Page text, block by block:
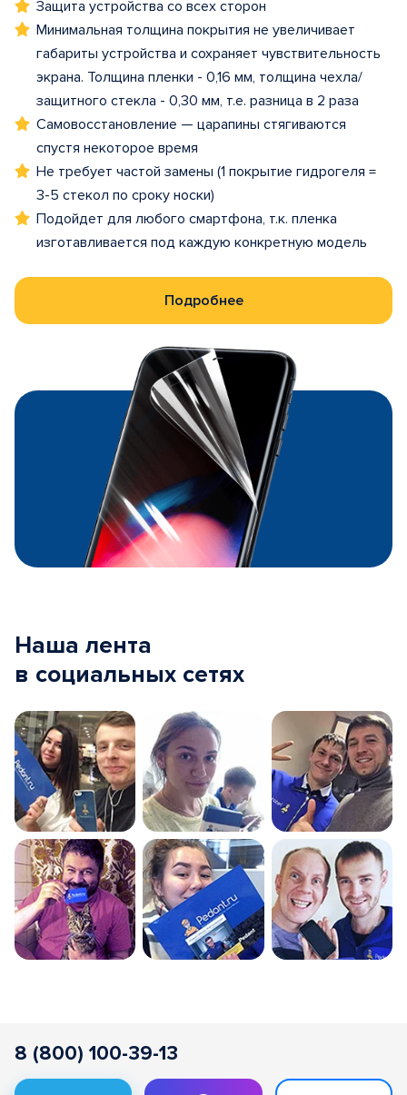
Защита устройства со всех сторон
Минимальная толщина покрытия не увеличивает
габариты устройства и сохраняет чувствительность
экрана. Толщина пленки - 0,16 мм, толщина чехла/
защитного стекла - 0,30 мм, т.е. разница в 2 раза
Самовосстановление — царапины стягиваются
спустя некоторое время
Не требует частой замены (1 покрытие гидрогеля =
3-5 стекол по сроку носки)
Подойдет для любого смартфона, т.к. пленка
изготавливается под каждую конкретную модель
Подробнее
Наша лента
в социальных сетях
8 (800) 100-39-13